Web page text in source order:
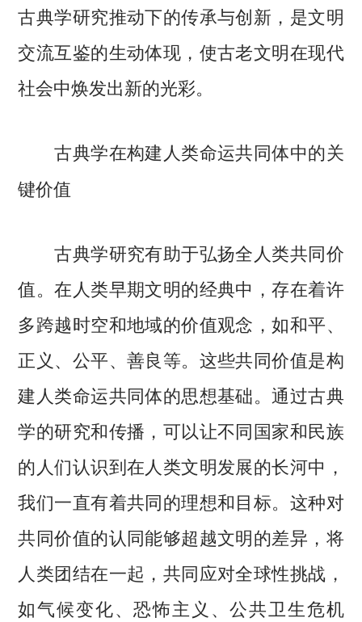
古典学研究推动下的传承与创新，是文明
交流互鉴的生动体现，使古老文明在现代
社会中焕发出新的光彩。
古典学在构建人类命运共同体中的关
键价值
古典学研究有助于弘扬全人类共同价
值。在人类早期文明的经典中，存在着许
多跨越时空和地域的价值观念，如和平、
正义、公平、善良等。这些共同价值是构
建人类命运共同体的思想基础。通过古典
学的研究和传播，可以让不同国家和民族
的人们认识到在人类文明发展的长河中，
我们一直有着共同的理想和目标。这种对
共同价值的认同能够超越文明的差异，将
人类团结在一起，共同应对全球性挑战，
如气候变化、恐怖主义、公共卫生危机